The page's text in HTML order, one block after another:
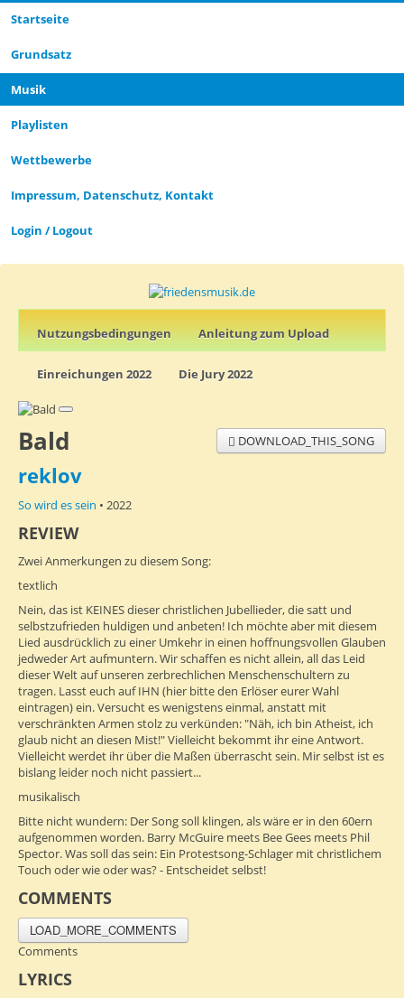
Startseite
Grund­satz­
Musik
Playlisten
Wettbewerbe
Impressum, Datenschutz, Kontakt
Login / Logout
Nutz­ungs­­­bedin­g­­ungen Anleitung zum Upload
Einreichungen 2022 Die Jury 2022
DOWNLOAD_THIS_SONG
Bald
reklov
So wird es sein • 2022
REVIEW
Zwei Anmerkungen zu diesem Song:
textlich
Nein, das ist KEINES dieser christlichen Jubellieder, die satt und
selbstzufrieden huldigen und anbeten! Ich möchte aber mit diesem
Lied ausdrücklich zu einer Umkehr in einen hoffnungsvollen Glauben
jedweder Art aufmuntern. Wir schaffen es nicht allein, all das Leid
dieser Welt auf unseren zerbrechlichen Menschenschultern zu
tragen. Lasst euch auf IHN (hier bitte den Erlöser eurer Wahl
eintragen) ein. Versucht es wenigstens einmal, anstatt mit
verschränkten Armen stolz zu verkünden: "Näh, ich bin Atheist, ich
glaub nicht an diesen Mist!" Vielleicht bekommt ihr eine Antwort.
Vielleicht werdet ihr über die Maßen überrascht sein. Mir selbst ist es
bislang leider noch nicht passiert...
musikalisch
Bitte nicht wundern: Der Song soll klingen, als wäre er in den 60ern
aufgenommen worden. Barry McGuire meets Bee Gees meets Phil
Spector. Was soll das sein: Ein Protestsong-Schlager mit christlichem
Touch oder wie oder was? - Entscheidet selbst!
COMMENTS
LOAD_MORE_COMMENTS
Comments
LYRICS